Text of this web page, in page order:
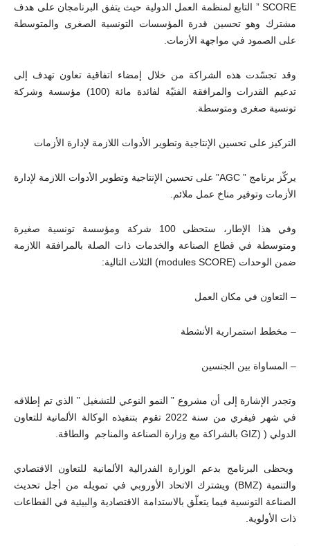
SCORE ” التابع لمنظمة العمل الدولية حيث يتفق البرنامجان على هدف
مشترك وهو تحسين قدرة المؤسسات التونسية الصغرى والمتوسطة
على الصمود في مواجهة الأزمات.
وقد تجسّدت هذه الشراكة من خلال إمضاء اتفاقية تعاون تهدف إلى
تدعيم القدرات والمرافقة الفنيّة لفائدة مائة (100) مؤسسة وشركة
تونسية صغرى ومتوسطة.
التركيز على تحسين الإنتاجية وتطوير الأدوات اللازمة لإدارة الأزمات
يركّز برنامج ” AGC” على تحسين الإنتاجية وتطوير الأدوات اللازمة لإدارة
الأزمات وتوفير مناخ عمل ملائم.
وفي هذا الإطار، ستحظى 100 شركة ومؤسسة تونسية صغيرة
ومتوسطة في قطاع الصناعة والخدمات ذات الصلة بالمرافقة اللازمة
ضمن الوحدات (modules SCORE) الثلاث التالية:
– التعاون في مكان العمل
– مخطط استمرارية الأنشطة
– المساواة بين الجنسين
وتجدر الإشارة إلى أن مشروع ” النمو النوعي للتشغيل ” الذي تم إطلاقه
في شهر فيفري من سنة 2022 تقوم بتنفيذه الوكالة الألمانية للتعاون
الدولي ( (GIZ بالشراكة مع وزارة الصناعة والمناجم والطاقة.
ويحظى البرنامج بدعم الوزارة الفدرالية الألمانية للتعاون الاقتصادي
والتنمية (BMZ) ويشترك الاتحاد الأوروبي في تمويله من أجل تحديث
الصناعة التونسية فيما يتعلّق بالاستدامة الاقتصادية والبيئية في القطاعات
ذات الأولوية.